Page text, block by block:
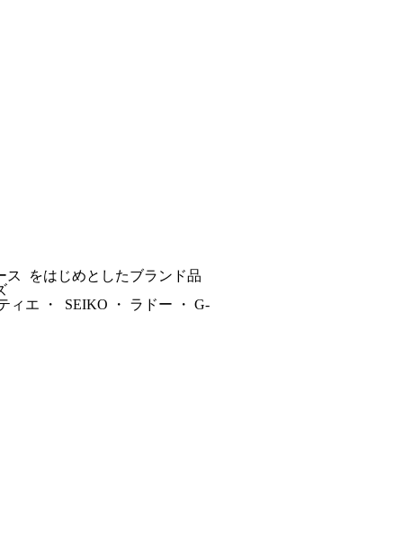
ス をはじめとしたブランド品
ィエ ・ SEIKO ・ ラドー ・ G-